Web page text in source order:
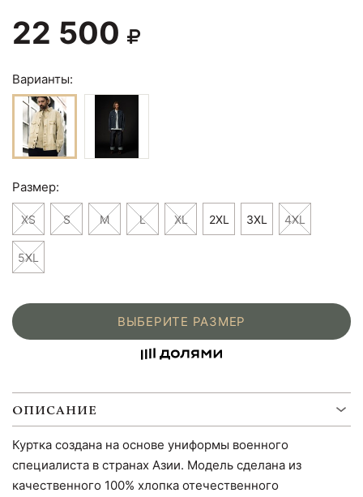
22 500
Варианты:
Размер:
XS S M L XL 2XL 3XL 4XL
5XL
ВЫБЕРИТЕ РАЗМЕР
ОПИСАНИЕ
Куртка создана на основе униформы военного
специалиста в странах Азии. Модель сделана из
качественного 100% хлопка отечественного